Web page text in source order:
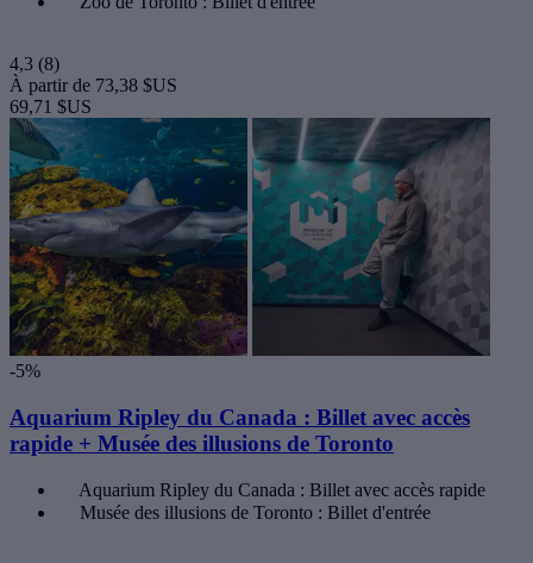
4,3 (8)
À partir de 73,38 $US
69,71 $US
-5%
Aquarium Ripley du Canada : Billet avec accès
rapide + Musée des illusions de Toronto
Aquarium Ripley du Canada : Billet avec accès rapide
Musée des illusions de Toronto : Billet d'entrée